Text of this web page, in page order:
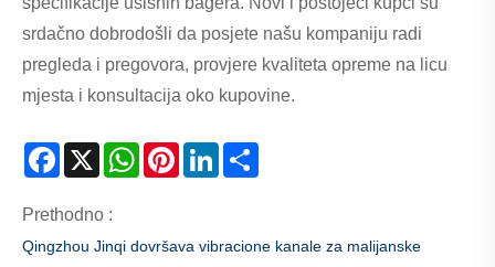
srdačno dobrodošli da posjete našu kompaniju radi
pregleda i pregovora, provjere kvaliteta opreme na licu
mjesta i konsultacija oko kupovine.
Facebook
X WhatsApp
PinterestLinkedIn
Prethodno :
Qingzhou Jinqi dovršava vibracione kanale za malijanske